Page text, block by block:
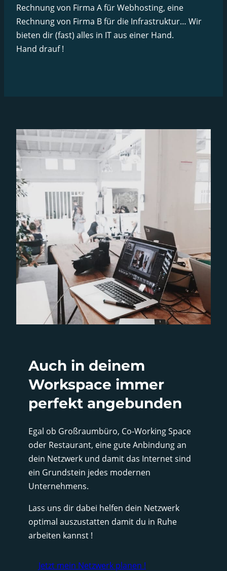
Rechnung von Firma A für Webhosting, eine
Rechnung von Firma B für die Infrastruktur… Wir
bieten dir (fast) alles in IT aus einer Hand.
Hand drauf !
Auch in deinem
Workspace immer
perfekt angebunden
Egal ob Großraumbüro, Co-Working Space
oder Restaurant, eine gute Anbindung an
dein Netzwerk und damit das Internet sind
ein Grundstein jedes modernen
Unternehmens.
Lass uns dir dabei helfen dein Netzwerk
optimal auszustatten damit du in Ruhe
arbeiten kannst !
Jetzt mein Netzwerk planen !